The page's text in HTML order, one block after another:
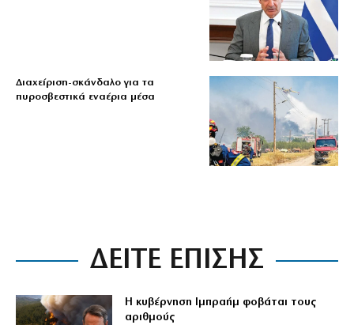
Διαχείριση-σκάνδαλο για τα
πυροσβεστικά εναέρια μέσα
ΔΕΙΤΕ ΕΠΙΣΗΣ
Η κυβέρνηση Ιμπραήμ φοβάται τους
αριθμούς